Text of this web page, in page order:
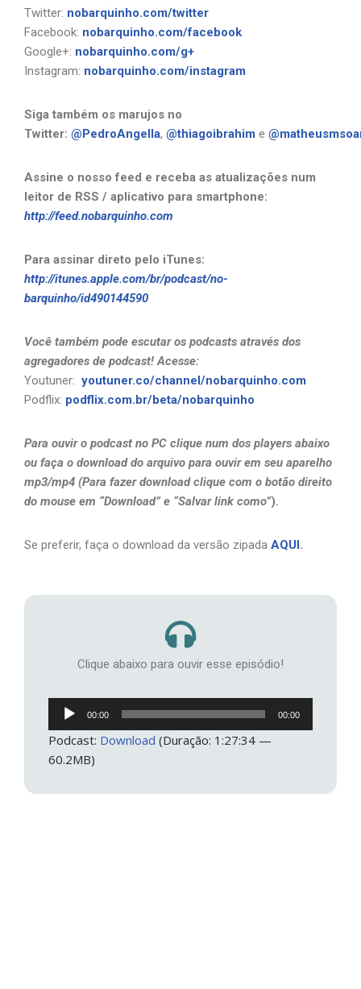
Twitter: nobarquinho.com/twitter
Facebook: nobarquinho.com/facebook
Google+: nobarquinho.com/g+
Instagram: nobarquinho.com/instagram
Siga também os marujos no
Twitter: @PedroAngella, @thiagoibrahim e
Assine o nosso feed e receba as atualizações num
leitor de RSS / aplicativo para smartphone:
http://feed.nobarquinho.com
Para assinar direto pelo iTunes:
http://itunes.apple.com/br/podcast/no-
barquinho/id490144590
Você também pode escutar os podcasts através dos
agregadores de podcast! Acesse:
Youtuner: youtuner.co/channel/nobarquinho.com
Podflix: podflix.com.br/beta/nobarquinho
Para ouvir o podcast no PC clique num dos players abaixo
ou faça o download do arquivo para ouvir em seu aparelho
mp3/mp4 (Para fazer download clique com o botão direito
do mouse em “Download” e “Salvar link como”).
Se preferir, faça o download da versão zipada AQUI .
Clique abaixo para ouvir esse episódio!
Tocador
de
áudio
00:00 00:00
Podcast: Download (Duração: 1:27:34 —
60.2MB)